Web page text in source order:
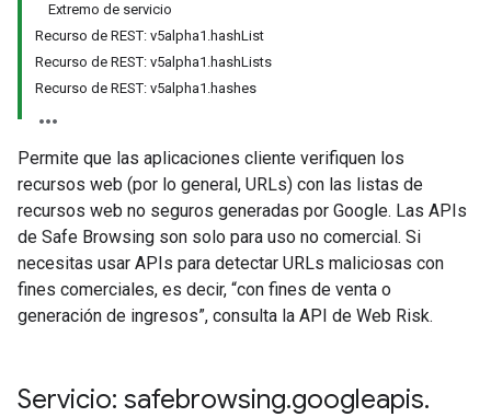
Extremo de servicio
Recurso de REST: v5alpha1.hashList
Recurso de REST: v5alpha1.hashLists
Recurso de REST: v5alpha1.hashes
Permite que las aplicaciones cliente verifiquen los
recursos web (por lo general, URLs) con las listas de
recursos web no seguros generadas por Google. Las APIs
de Safe Browsing son solo para uso no comercial. Si
necesitas usar APIs para detectar URLs maliciosas con
fines comerciales, es decir, “con fines de venta o
generación de ingresos”, consulta la API de Web Risk.
Servicio: safebrowsing.googleapis.